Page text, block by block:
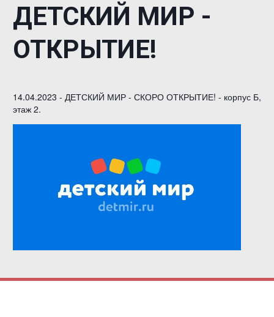
ДЕТСКИЙ МИР -
ОТКРЫТИЕ!
14.04.2023 - ДЕТСКИЙ МИР - СКОРО ОТКРЫТИЕ! - корпус Б,
этаж 2.